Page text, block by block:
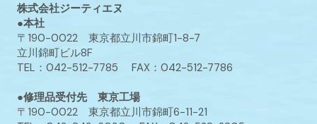
株式会社ジーティエヌ
●本社
〒190-0022 東京都立川市錦町1-8-7
立川錦町ビル8F
TEL：042-512-7785 FAX：042-512-7786
●修理品受付先 東京工場
〒190-0022 東京都立川市錦町6-11-21